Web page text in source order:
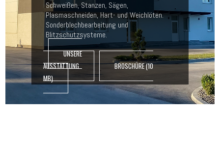
Schweißen, Stanzen, Sägen,
Plasmaschneiden, Hart- und Weichlöten.
Sonderblechbearbeitung und
Blitzschutzsysteme.
UNSERE
AUSSTATTUNG
BROSCHÜRE (10
MB)